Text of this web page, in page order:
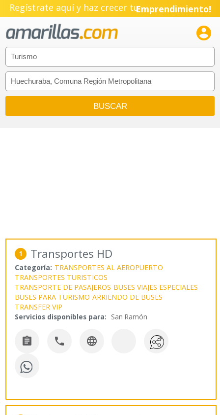
Regístrate aquí y haz crecer tuEmprendimiento!

1 Transportes HD
Categoría: TRANSPORTES AL AEROPUERTO
TRANSPORTES TURISTICOS
TRANSPORTE DE PASAJEROS BUSES VIAJES ESPECIALES
BUSES PARA TURISMO ARRIENDO DE BUSES
TRANSFER VIP
Servicios disponibles para: San Ramón
  